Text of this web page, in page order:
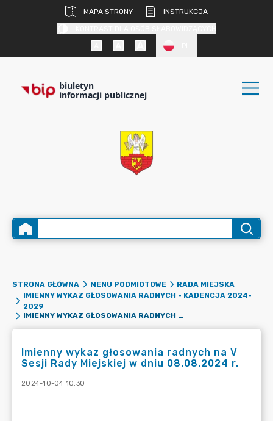
MAPA STRONY
INSTRUKCJA
biuletyn
informacji publicznej
STRONA GŁÓWNA MENU PODMIOTOWE
RADA MIEJSKA
IMIENNY WYKAZ GŁOSOWANIA RADNYCH - KADENCJA 2024-
2029
IMIENNY WYKAZ GŁOSOWANIA RADNYCH NA V SESJI RADY MIEJSKIEJ W DNIU 08.08.2024 R.
Imienny wykaz głosowania radnych na V
Sesji Rady Miejskiej w dniu 08.08.2024 r.
2024-10-04 10:30